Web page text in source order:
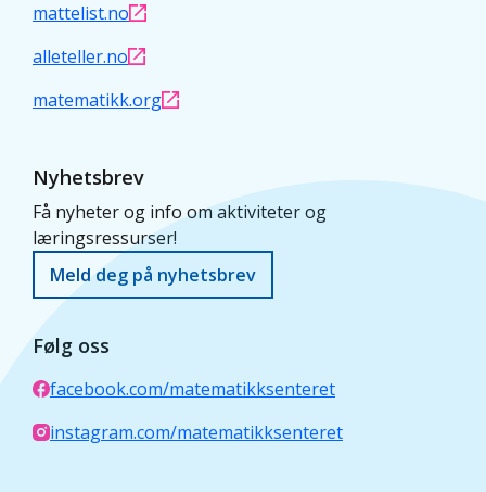
mattelist.no
alleteller.no
matematikk.org
Nyhetsbrev
Få nyheter og info om aktiviteter og
læringsressurser!
Meld deg på nyhetsbrev
Følg oss
facebook.com/matematikksenteret
instagram.com/matematikksenteret